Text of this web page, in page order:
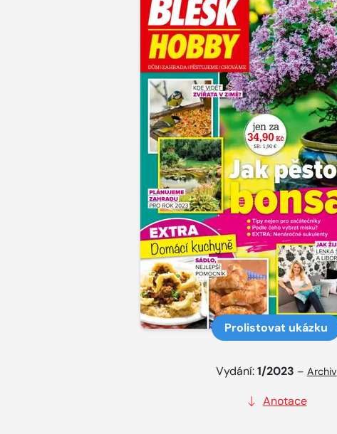
Prolistovat ukázku
Vydání:1/2023 – Archiv
Anotace